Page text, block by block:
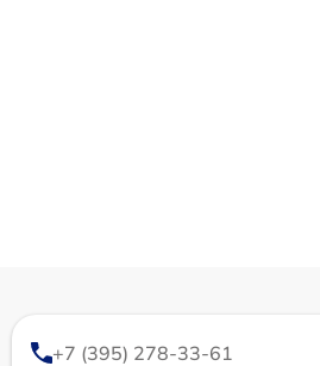
+7 (395) 278-33-61